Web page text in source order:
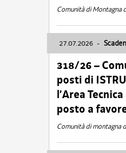
Comunità di Montagna
27.07.2026 -
318/26 –
posti di
l’Area
posto a
Comunità di montagna